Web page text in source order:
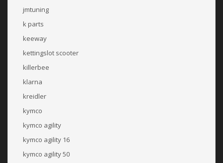
jmtuning
k parts
keeway
kettingslot scooter
killerbee
klarna
kreidler
kymco
kymco agility
kymco agility 16
kymco agility 50